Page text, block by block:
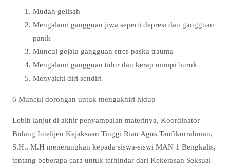
Mudah gelisah
Mengalami gangguan jiwa seperti depresi dan gangguan
panik
Muncul gejala gangguan stres paska trauma
Mengalami gangguan tidur dan kerap mimpi buruk
Menyakiti diri sendiri
6 Muncul dorongan untuk mengakhiri hidup
Lebih lanjut di akhir penyampaian materinya, Koordinator
Bidang Intelijen Kejaksaan Tinggi Riau Agus Taufikurrahman,
S.H., M.H menerangkan kepada siswa-siswi MAN 1 Bengkalis,
tentang beberapa cara untuk terhindar dari Kekerasan Seksual